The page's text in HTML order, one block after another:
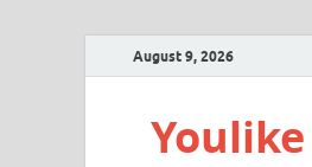
August 9, 2026